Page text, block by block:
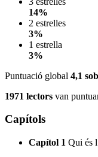
14%
2 estrelles
3%
1 estrella
3%
Puntuació global 4,1
1971 lectors van
Capítols
Capítol 1 Qui és